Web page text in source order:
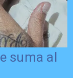
suma al